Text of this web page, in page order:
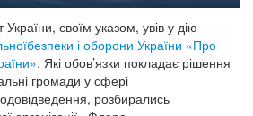
своїм указом, увів у дію
і оборони України «Про
. Які обов’язки покладає рішення
громади у сфері
розбирались
організації «Флора».